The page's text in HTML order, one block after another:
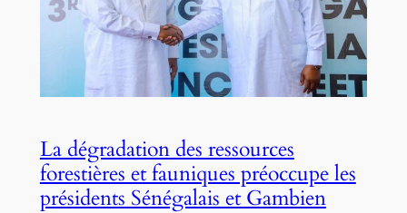
La dégradation des ressources
forestières et fauniques préoccupe les
présidents Sénégalais et Gambien